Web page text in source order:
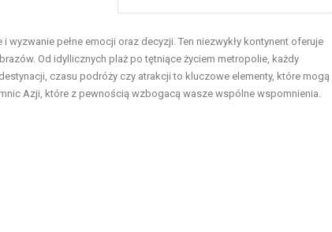
pełne emocji oraz decyzji. Ten niezwykły kontynent oferuje
Od idyllicznych plaż po tętniące życiem metropolie, każdy
czasu podróży czy atrakcji to kluczowe elementy, które mogą
Azji, które z pewnością wzbogacą wasze wspólne wspomnienia.